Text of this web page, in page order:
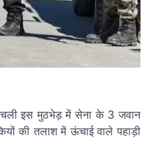
इस मुठभेड़ में सेना के 3 जवान
की तलाश में ऊंचाई वाले पहाड़ी